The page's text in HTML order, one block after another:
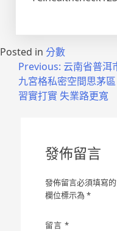
Posted in 分數
Previous: 云南省普洱
九宮格私密空間思茅
習實打實 失業路更寬
發佈留言
發佈留言必須填寫
欄位標示為*
留言*